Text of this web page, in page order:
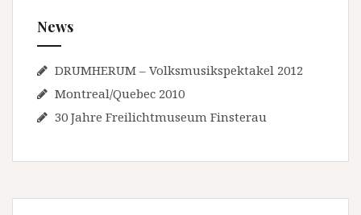
News
DRUMHERUM – Volksmusikspektakel 2012
Montreal/Quebec 2010
30 Jahre Freilichtmuseum Finsterau